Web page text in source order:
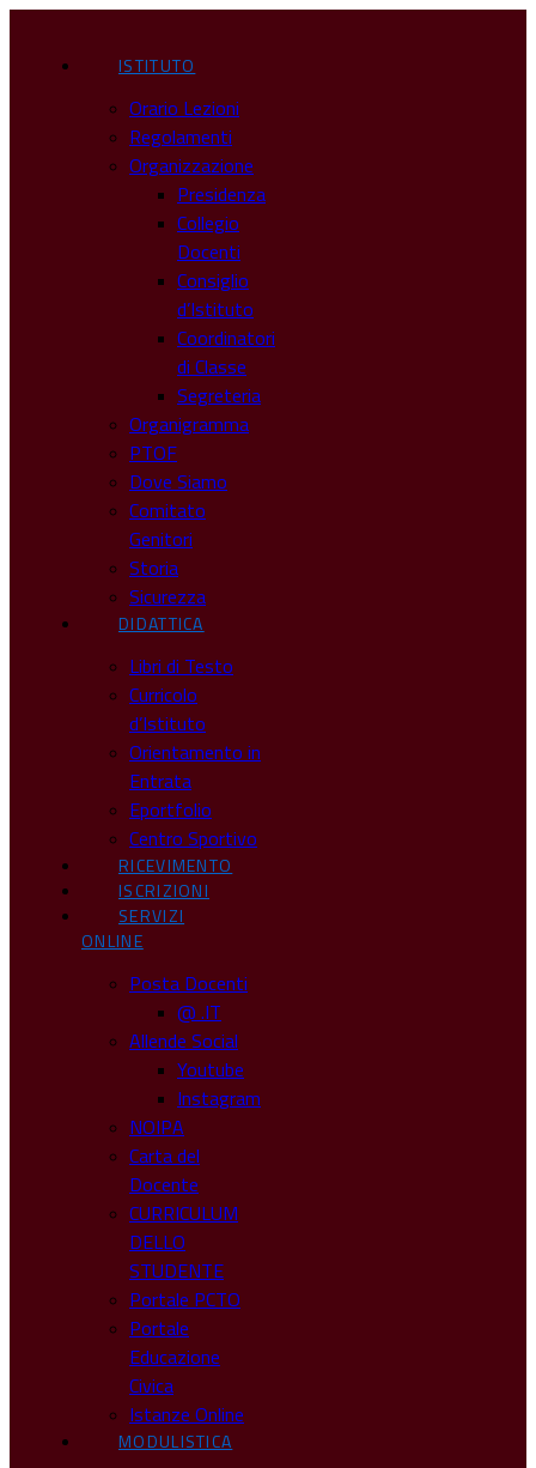
ISTITUTO
Orario Lezioni
Regolamenti
Organizzazione
Presidenza
Collegio
Docenti
Consiglio
d’Istituto
Coordinatori
di Classe
Segreteria
Organigramma
PTOF
Dove Siamo
Comitato
Genitori
Storia
Sicurezza
DIDATTICA
Libri di Testo
Curricolo
d’Istituto
Orientamento in
Entrata
Eportfolio
Centro Sportivo
RICEVIMENTO
ISCRIZIONI
SERVIZI
ONLINE
Posta Docenti
@ .IT
Allende Social
Youtube
Instagram
NOIPA
Carta del
Docente
CURRICULUM
DELLO
STUDENTE
Portale PCTO
Portale
Educazione
Civica
Istanze Online
MODULISTICA